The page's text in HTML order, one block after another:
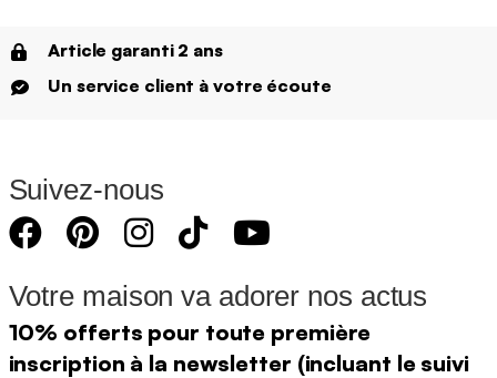
Article garanti 2 ans
Un service client à votre écoute
Suivez-nous
Votre maison va adorer nos actus
10% offerts pour toute première
inscription à la newsletter (incluant le suivi